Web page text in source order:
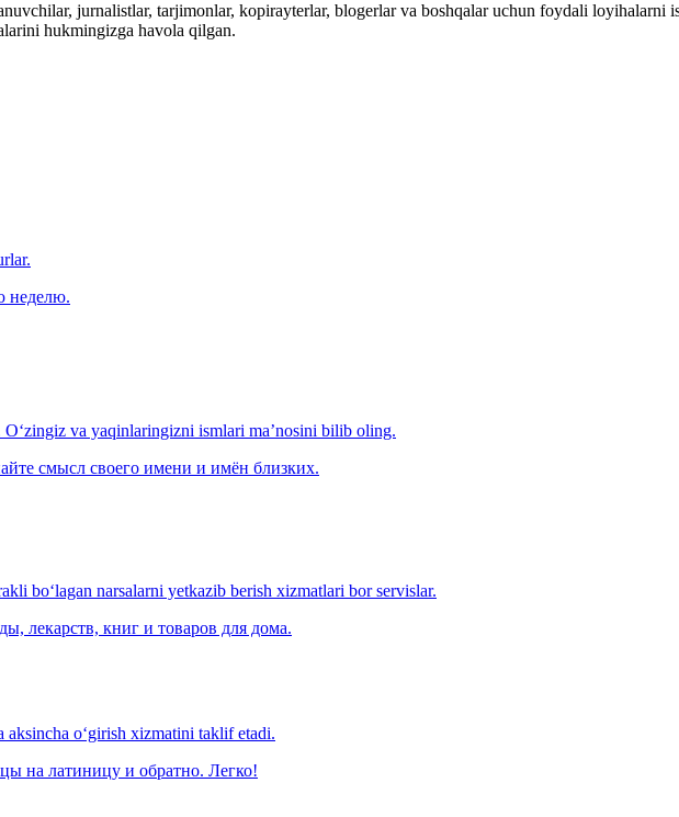
jurnalistlar, tarjimonlar, kopirayterlar, blogerlar va boshqalar uchun foydali loyihalarni
hukmingizga havola qilgan.
неделю.
va yaqinlaringizni ismlari ma’nosini bilib oling.
смысл своего имени и имён близких.
bo‘lagan narsalarni yetkazib berish xizmatlari bor servislar.
лекарств, книг и товаров для дома.
o‘girish xizmatini taklif etadi.
на латиницу и обратно. Легко!